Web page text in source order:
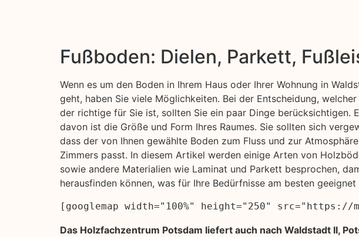
Fußboden: Dielen, Parkett,
Wenn es um den Boden in Ihrem Haus oder Ihrer Wohnung in
geht, haben Sie viele Möglichkeiten. Bei der Entscheidung, welcher
der richtige für Sie ist, sollten Sie ein paar Dinge berücksichtigen.
davon ist die Größe und Form Ihres Raumes. Sie sollten sich
dass der von Ihnen gewählte Boden zum Fluss und zur
Zimmers passt. In diesem Artikel werden einige Arten von
sowie andere Materialien wie Laminat und Parkett besprochen,
herausfinden können, was für Ihre Bedürfnisse am besten geeignet
[googlemap width="100%" height="250" src="https://
Das Holzfachzentrum Potsdam liefert auch nach Waldstadt II,